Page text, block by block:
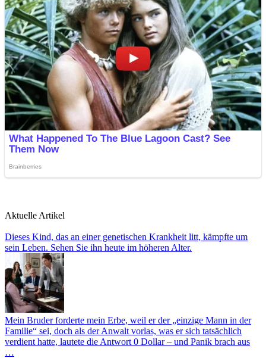
Aktuelle Artikel
Dieses Kind, das an einer genetischen Krankheit litt, kämpfte um
sein Leben. Sehen Sie ihn heute im höheren Alter.
Mein Bruder forderte mein Erbe, weil er der „einzige Mann in der
Familie“ sei, doch als der Anwalt vorlas, was er sich tatsächlich
verdient hatte, lautete die Antwort 0 Dollar – und Panik brach aus
…